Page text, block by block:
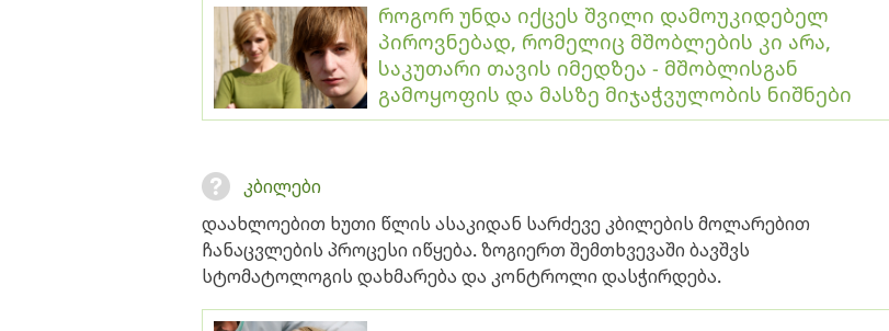
როგორ უნდა იქცეს შვილი დამოუკიდებელ
პიროვნებად, რომელიც მშობლების კი არა,
საკუთარი თავის იმედზეა - მშობლისგან
გამოყოფის და მასზე მიჯაჭვულობის ნიშნები
კბილები
დაახლოებით ხუთი წლის ასაკიდან სარძევე კბილების მოლარებით
ჩანაცვლების პროცესი იწყება. ზოგიერთ შემთხვევაში ბავშვს
სტომატოლოგის დახმარება და კონტროლი დასჭირდება.